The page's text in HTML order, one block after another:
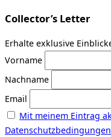
Collector’s Letter
Erhalte exklusive
Vorname
Nachname
Email
Mit meinem Eintrag